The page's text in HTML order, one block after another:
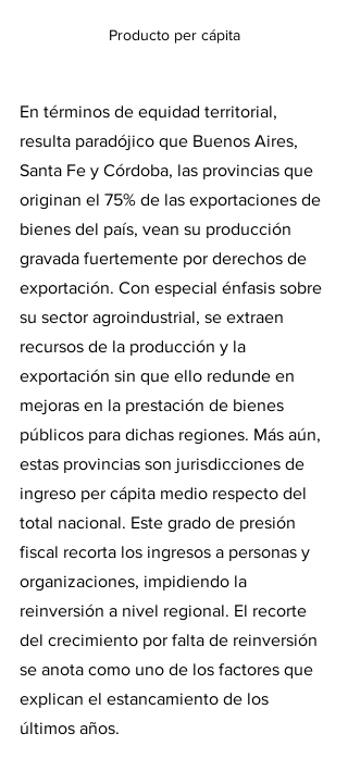
Producto per cápita
En términos de equidad territorial,
resulta paradójico que Buenos Aires,
Santa Fe y Córdoba, las provincias que
originan el 75% de las exportaciones de
bienes del país, vean su producción
gravada fuertemente por derechos de
exportación. Con especial énfasis sobre
su sector agroindustrial, se extraen
recursos de la producción y la
exportación sin que ello redunde en
mejoras en la prestación de bienes
públicos para dichas regiones. Más aún,
estas provincias son jurisdicciones de
ingreso per cápita medio respecto del
total nacional. Este grado de presión
fiscal recorta los ingresos a personas y
organizaciones, impidiendo la
reinversión a nivel regional. El recorte
del crecimiento por falta de reinversión
se anota como uno de los factores que
explican el estancamiento de los
últimos años.